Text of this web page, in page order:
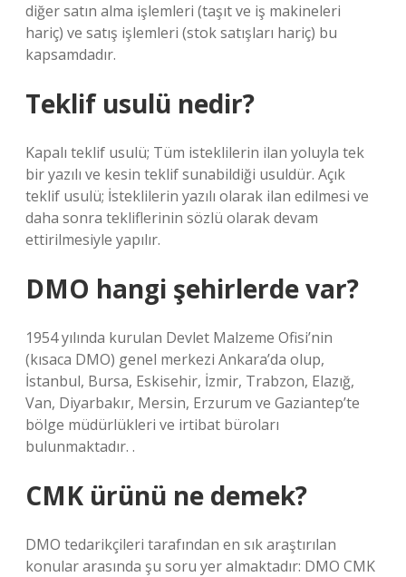
diğer satın alma işlemleri (taşıt ve iş makineleri
hariç) ve satış işlemleri (stok satışları hariç) bu
kapsamdadır.
Teklif usulü nedir?
Kapalı teklif usulü; Tüm isteklilerin ilan yoluyla tek
bir yazılı ve kesin teklif sunabildiği usuldür. Açık
teklif usulü; İsteklilerin yazılı olarak ilan edilmesi ve
daha sonra tekliflerinin sözlü olarak devam
ettirilmesiyle yapılır.
DMO hangi şehirlerde var?
1954 yılında kurulan Devlet Malzeme Ofisi’nin
(kısaca DMO) genel merkezi Ankara’da olup,
İstanbul, Bursa, Eskisehir, İzmir, Trabzon, Elazığ,
Van, Diyarbakır, Mersin, Erzurum ve Gaziantep’te
bölge müdürlükleri ve irtibat büroları
bulunmaktadır. .
CMK ürünü ne demek?
DMO tedarikçileri tarafından en sık araştırılan
konular arasında şu soru yer almaktadır: DMO CMK